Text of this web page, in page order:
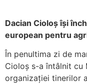
Dacian Cioloș își
european pentru
În penultima zi de
Cioloș s-a întâlnit cu
organizaţiei tinerilor